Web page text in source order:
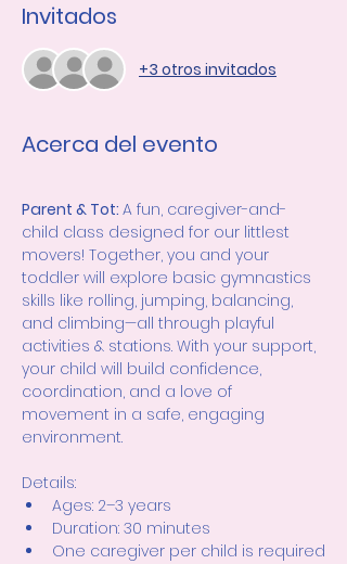
Invitados
+3 otros invitados
Acerca del evento
Parent & Tot: A fun, caregiver-and-
child class designed for our littlest
movers! Together, you and your
toddler will explore basic gymnastics
skills like rolling, jumping, balancing,
and climbing—all through playful
activities & stations. With your support,
your child will build confidence,
coordination, and a love of
movement in a safe, engaging
environment.
Details:
Ages: 2–3 years
Duration: 30 minutes
One caregiver per child is required